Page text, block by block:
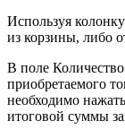
Используя
из корзины, либо
В поле
приобретаемого
необходимо
итоговой суммы